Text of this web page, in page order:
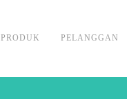
PRODUK PELANGGAN